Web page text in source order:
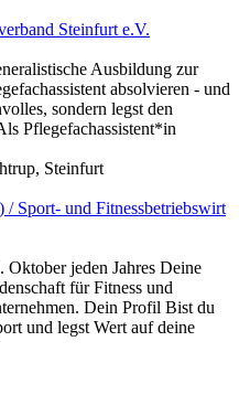
Steinfurt e.V.
Ausbildung zur
absolvieren - und
sondern legst den
Pflegefachassistent*in
Steinfurt
/ Sport- und Fitnessbetriebswirt
jeden Jahres Deine
für Fitness und
Dein Profil Bist du
und legst Wert auf deine